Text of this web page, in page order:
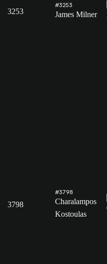
3253
#3253
James Milner
3798
#3798
Charalampos
Kostoulas